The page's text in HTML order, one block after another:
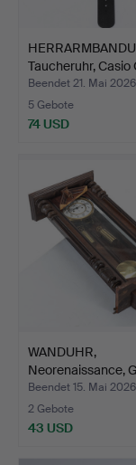
Taucheruhr, Casio
Beendet 21. Mai 2026
5 Gebote
74 USD
WANDUHR,
Neorenaissance,
Becker, Ja…
Beendet 15. Mai 2026
2 Gebote
43 USD